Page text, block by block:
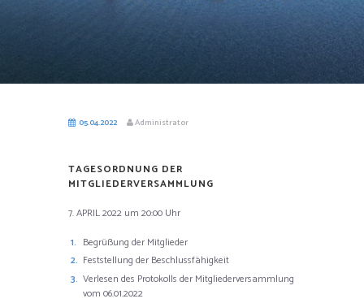
05.04.2022 Administrator
TAGESORDNUNG DER
MITGLIEDERVERSAMMLUNG
7. APRIL 2022 um 20:00 Uhr
Begrüßung der Mitglieder
Feststellung der Beschlussfähigkeit
Verlesen des Protokolls der Mitgliederversammlung
vom 06.01.2022